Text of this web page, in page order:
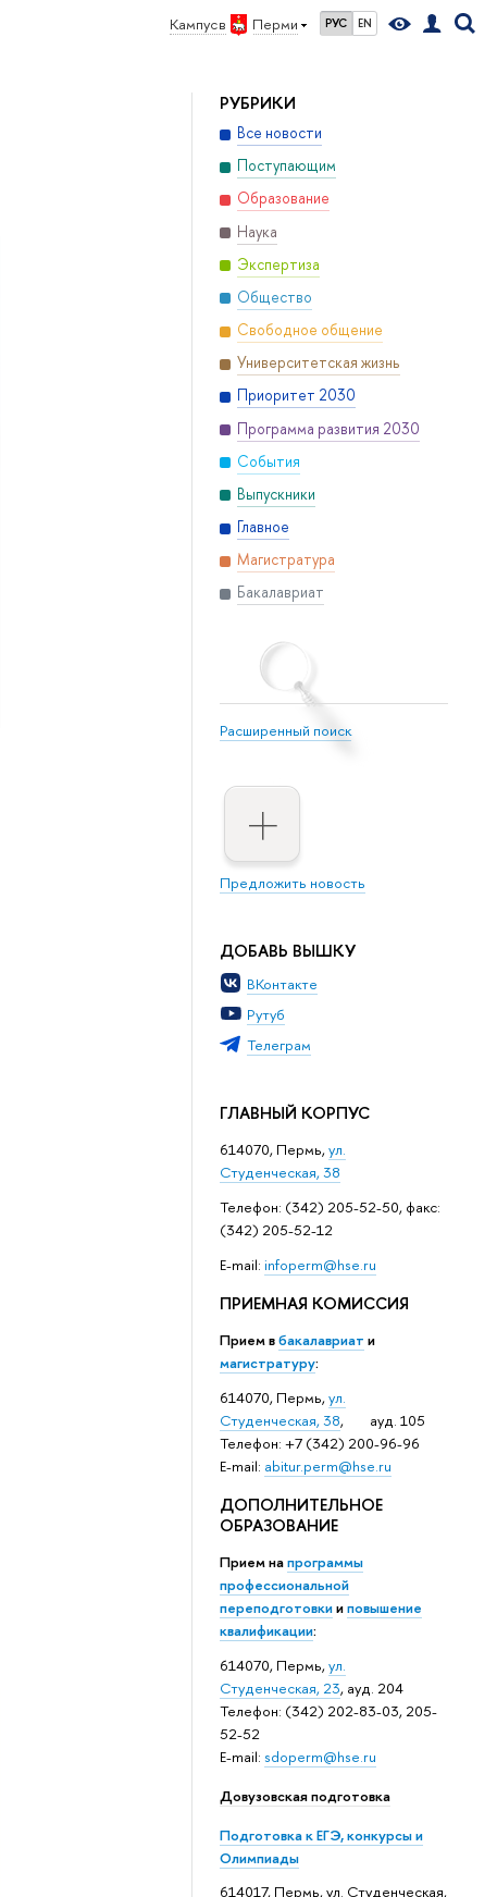
Кампус в Перми РУС EN
РУБРИКИ
Все новости
Поступающим
Образование
Наука
Экспертиза
Общество
Свободное общение
Университетская жизнь
Приоритет 2030
Программа развития 2030
События
Выпускники
Главное
Магистратура
Бакалавриат
Расширенный поиск
Предложить новость
ДОБАВЬ ВЫШКУ
ВКонтакте
Рутуб
Телеграм
ГЛАВНЫЙ КОРПУС
614070, Пермь,ул.
Студенческая, 38
Телефон: (342) 205-52-50, факс:
(342) 205-52-12
Е-mail: infoperm@hse.ru
ПРИЕМНАЯ КОМИССИЯ
Прием вбакалавриат и
магистратуру:
614070, Пермь,ул.
Студенческая, 38, ауд. 105
Телефон: +7 (342) 200-96-96
E-mail: abitur.perm@hse.ru
ДОПОЛНИТЕЛЬНОЕ
ОБРАЗОВАНИЕ
Прием напрограммы
профессиональной
переподготовкииповышение
квалификации:
614070, Пермь,ул.
Студенческая, 23, ауд. 204
Телефон: (342) 202-83-03, 205-
52-52
E-mail: sdoperm@hse.ru
Довузовская подготовка
Подготовка к ЕГЭ, конкурсы и
Олимпиады
614017, Пермь, ул. Студенческая,